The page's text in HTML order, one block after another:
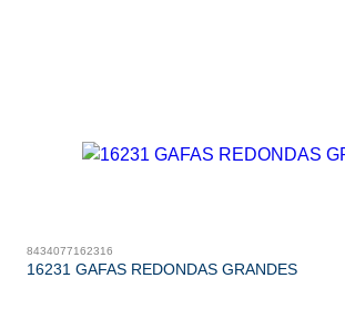
8434077162316
16231 GAFAS REDONDAS GRANDES